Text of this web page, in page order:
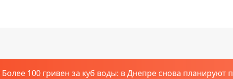
Более 100 гривен за куб воды: в Днепре снова планируют